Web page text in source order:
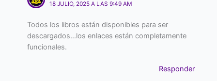
18 JULIO, 2025 A LAS 9:49 AM
Todos los libros están disponibles para ser
descargados…los enlaces están completamente
funcionales.
Responder